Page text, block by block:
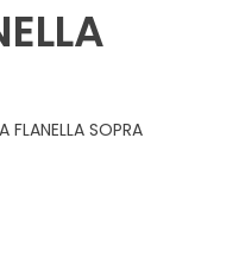
FLANELLA SOPRA